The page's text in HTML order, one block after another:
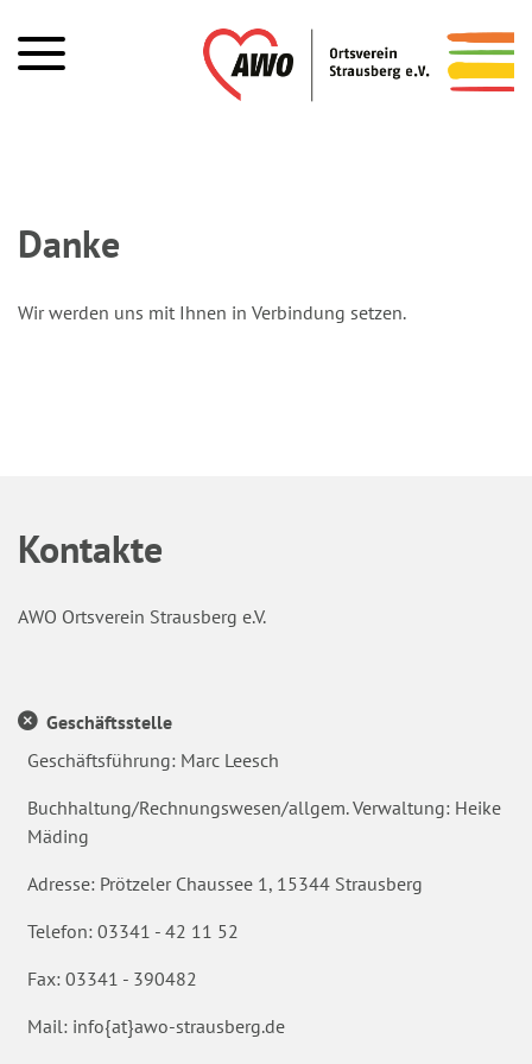
Danke
Wir werden uns mit Ihnen in Verbindung setzen.
Kontakte
AWO Ortsverein Strausberg e.V.
Geschäftsstelle
Geschäftsführung: Marc Leesch
Buchhaltung/Rechnungswesen/allgem. Verwaltung: Heike
Mäding
Adresse: Prötzeler Chaussee 1, 15344 Strausberg
Telefon: 03341 - 42 11 52
Fax: 03341 - 390482
Mail: info{at}awo-strausberg.de